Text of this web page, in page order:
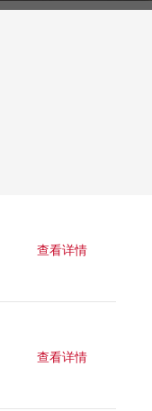
查看详情
查看详情